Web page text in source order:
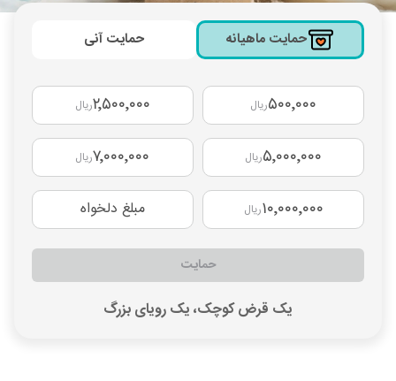
حمایت ماهیانه حمایت آنی
۵۰۰٬۰۰۰ریال ۲٬۵۰۰٬۰۰۰ریال
۵٬۰۰۰٬۰۰۰ریال ۷٬۰۰۰٬۰۰۰ریال
۱۰٬۰۰۰٬۰۰۰ریال مبلغ دلخواه
حمایت
یک قرض کوچک، یک رویای بزرگ